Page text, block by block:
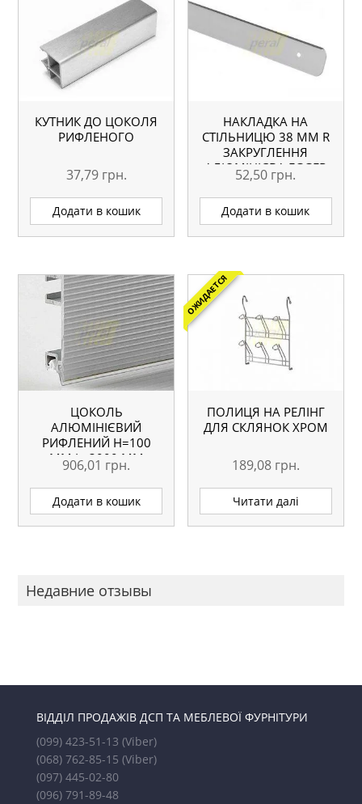
КУТНИК ДО ЦОКОЛЯ
РИФЛЕНОГО
37,79 грн.
Додати в кошик
НАКЛАДКА НА
СТІЛЬНИЦЮ 38 ММ R
ЗАКРУГЛЕННЯ
АЛЮМІНІЄВА EGGER
ПРАВА
52,50 грн.
Додати в кошик
ЦОКОЛЬ
АЛЮМІНІЄВИЙ
РИФЛЕНИЙ H=100
ММ L=3000 ММ
906,01 грн.
Додати в кошик
ОЖИДАЕТСЯ
ПОЛИЦЯ НА РЕЛІНГ
ДЛЯ СКЛЯНОК ХРОМ
189,08 грн.
Читати далі
Недавние отзывы
ВІДДІЛ ПРОДАЖІВ ДСП ТА МЕБЛЕВОЇ ФУРНІТУРИ
(099) 423-51-13 (Viber)
(068) 762-85-15 (Viber)
(097) 445-02-80
(096) 791-89-48